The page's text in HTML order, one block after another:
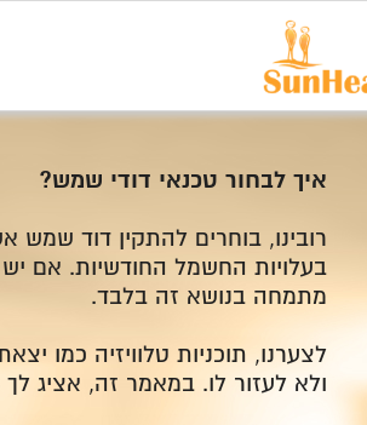
איך לבחור טכנאי דודי שמש?
רובינו, בוחרים להתקין דוד
בעלויות החשמל החודשיות. אם
מתמחה בנושא זה בלבד.
לצערנו, תוכניות טלוויזיה כמו
ולא לעזור לו. במאמר זה, אציג לך 4 טיפים שיעזרו לך לסנן את שלל הטכנאים שתתקל בהם בדרך.